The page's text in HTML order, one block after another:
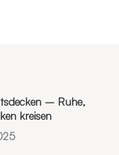
– Ruhe,
kreisen